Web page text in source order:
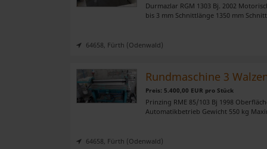
Durmazlar RGM 1303 Bj. 2002
bis 3 mm Schnittlänge 1350 mm
64658, Fürth (Odenwald)
Rundmaschine 3
Preis: 5.400,00 EUR pro Stück
Prinzing RME 85/103 Bj 1998
Automatikbetrieb Gewicht 550 kg
64658, Fürth (Odenwald)